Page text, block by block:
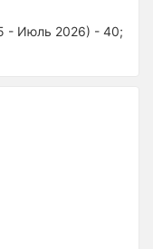
- Июль 2026) - 40;